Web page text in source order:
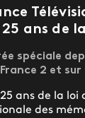
25 ans de
spéciale
2 et
25 ans de la
des